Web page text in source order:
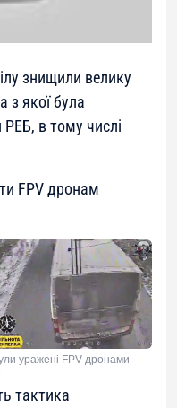
знищили велику
з якої була
в тому числі
FPV дронам
уражені FPV дронами
тактика